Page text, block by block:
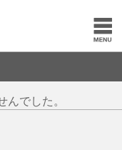
んでした。